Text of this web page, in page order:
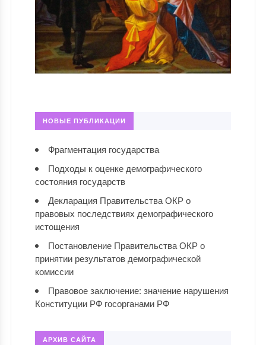
НОВЫЕ ПУБЛИКАЦИИ
Фрагментация государства
Подходы к оценке демографического
состояния государств
Декларация Правительства ОКР о
правовых последствиях демографического
истощения
Постановление Правительства ОКР о
принятии результатов демографической
комиссии
Правовое заключение: значение нарушения
Конституции РФ госорганами РФ
АРХИВ САЙТА